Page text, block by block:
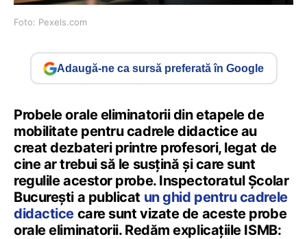
Foto: Pexels.com
Adaugă-ne ca sursă preferată în Google
Probele orale eliminatorii din etapele de
mobilitate pentru cadrele didactice au
creat dezbateri printre profesori, legat de
cine ar trebui să le susțină și care sunt
regulile acestor probe. Inspectoratul Școlar
București a publicat un ghid pentru cadrele
didacticecare sunt vizate de aceste probe
orale eliminatorii. Redăm explicațiile ISMB: